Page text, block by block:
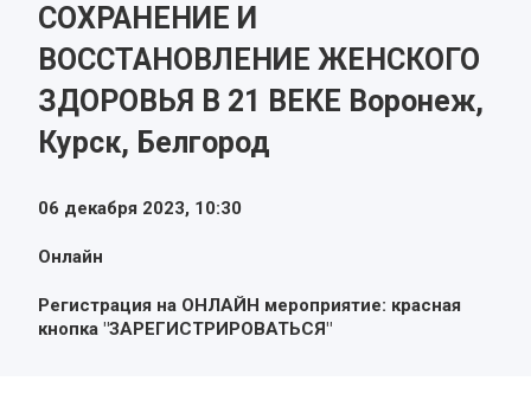
СОХРАНЕНИЕ И
ВОССТАНОВЛЕНИЕ ЖЕНСКОГО
ЗДОРОВЬЯ В 21 ВЕКЕ Воронеж,
Курск, Белгород
06 декабря 2023, 10:30
Онлайн
Регистрация на ОНЛАЙН мероприятие: красная
кнопка "ЗАРЕГИСТРИРОВАТЬСЯ"